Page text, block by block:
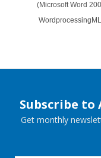
(Microsoft Word
Subscribe to
Get monthly